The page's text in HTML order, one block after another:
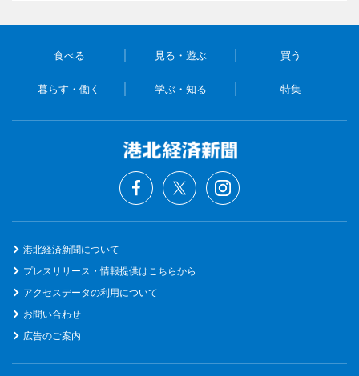
食べる 見る・遊ぶ 買う
暮らす・働く 学ぶ・知る 特集
港北経済新聞について
プレスリリース・情報提供はこちらから
アクセスデータの利用について
お問い合わせ
広告のご案内